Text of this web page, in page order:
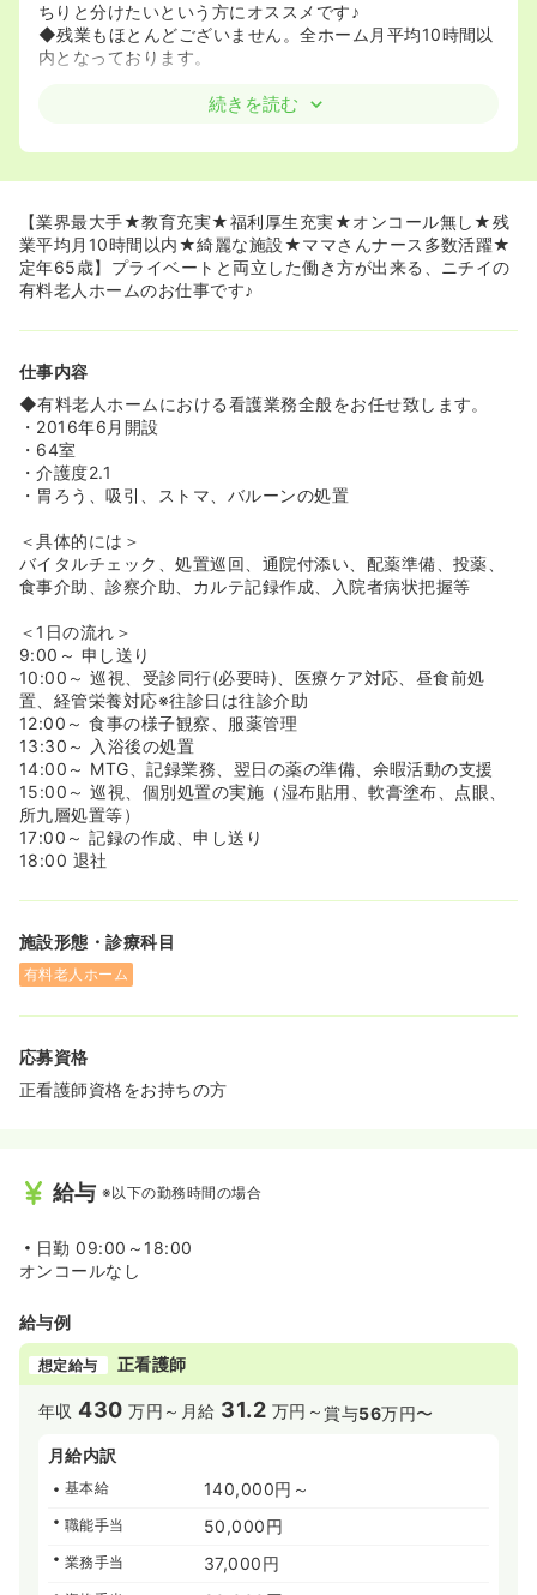
ちりと分けたいという方にオススメです♪
◆残業もほとんどございません。全ホーム月平均10時間以
内となっております。
≪業界最大手のノウハウを活かした充実した教育が魅力
◆キャリアアップ制度や潜在看護師セミナーなど、介護業
の高まる介護業界で活かせるスキルを身に着けませんか
◆看護師さんへのサポート体制も充実しています。ニチイ
で働く全国の看護師さんをつなぐ「ニチイナースネット」
を使って、日々の業務の相談やスキルアップの為の研修、
◆NCCU組合員特典として全国75,000軒以上のホテル・
映画館・レジャー施設などが優待価格にて利用できます。
（マジックキングダムクラブ、リゾートトラスト、リゾ
ル、コナミスポーツクラブ、シダックス、ニッポンレンタ
カー、てもみん等）
続きを読む
【業界最大手★教育充実★福利厚生充実★オンコール無し★残
業平均月10時間以内★綺麗な施設★ママさんナース多数活躍★
定年65歳】プライベートと両立した働き方が出来る、ニチイの
有料老人ホームのお仕事です♪
仕事内容
◆有料老人ホームにおける看護業務全般をお任せ致します。
・2016年6月開設
・64室
・介護度2.1
・胃ろう、吸引、ストマ、バルーンの処置
＜具体的には＞
バイタルチェック、処置巡回、通院付添い、配薬準備、投薬、
食事介助、診察介助、カルテ記録作成、入院者病状把握等
＜1日の流れ＞
9:00～ 申し送り
10:00～ 巡視、受診同行(必要時)、医療ケア対応、昼食前処
置、経管栄養対応※往診日は往診介助
12:00～ 食事の様子観察、服薬管理
13:30～ 入浴後の処置
14:00～ MTG、記録業務、翌日の薬の準備、余暇活動の支援
15:00～ 巡視、個別処置の実施（湿布貼用、軟膏塗布、点眼、
所九層処置等）
17:00～ 記録の作成、申し送り
18:00 退社
施設形態・診療科目
有料老人ホーム
応募資格
正看護師資格をお持ちの方
給与 ※以下の勤務時間の場合
日勤 09:00～18:00
オンコールなし
給与例
想定給与 正看護師
年収430 万円～ 月給 31.2 万円～賞与56万円〜
月給内訳
基本給 140,000円～
職能手当 50,000円
業務手当 37,000円